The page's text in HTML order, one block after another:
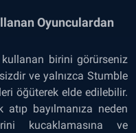
Oyunculardan
birini görürseniz
ve yalnızca Stumble
öğüterek elde edilebilir.
bayılmanıza neden
kucaklamasına ve